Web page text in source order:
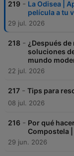
219 - La Odisea |
película a tu
29 jul. 2026
218 - ¿Después
soluciones
mundo
22 jul. 2026
217 - Tips para
08 jul. 2026
216 - Por qué
Compostela
29 jun. 2026